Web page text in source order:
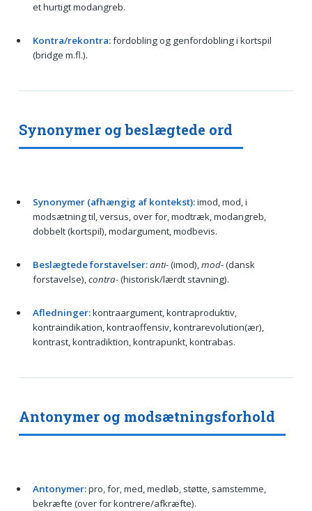
et hurtigt modangreb.
Kontra/rekontra:fordobling og genfordobling i kortspil
(bridge m.fl.).
Synonymer og beslægtede ord
Synonymer (afhængig af kontekst):imod, mod, i
modsætning til, versus, over for, modtræk, modangreb,
dobbelt (kortspil), modargument, modbevis.
Beslægtede forstavelser:anti-(imod),mod-(dansk
forstavelse),contra-(historisk/lærdt stavning).
Afledninger:kontraargument, kontraproduktiv,
kontraindikation, kontraoffensiv, kontrarevolution(ær),
kontrast, kontradiktion, kontrapunkt, kontrabas.
Antonymer og modsætningsforhold
Antonymer:pro, for, med, medløb, støtte, samstemme,
bekræfte (over for kontrere/afkræfte).